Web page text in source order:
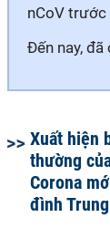
nCoV trước
Đến nay,
Xuất hiện
thường
Corona
đình